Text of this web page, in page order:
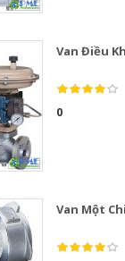
Van Điều
0
Van Một